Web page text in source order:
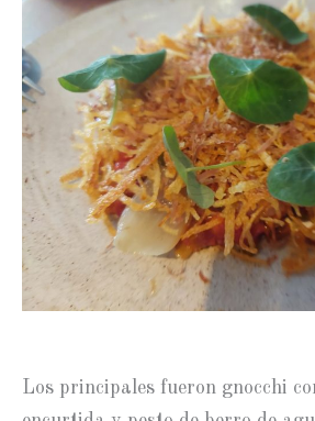
Los principales fueron gnocchi